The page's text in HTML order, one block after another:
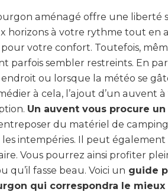
aménagé offre une liberté
horizons à votre rythme tout en
votre confort. Toutefois,
parfois sembler restreints. En
ou lorsque la météo se
à cela, l’ajout d’un auvent
Un auvent vous procure un
du matériel de
intempéries. Il peut également
Vous pourrez ainsi profiter
qu’il fasse beau. Voici un guide
qui correspondra le mieux